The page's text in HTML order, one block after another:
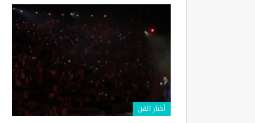
أخبار الفن